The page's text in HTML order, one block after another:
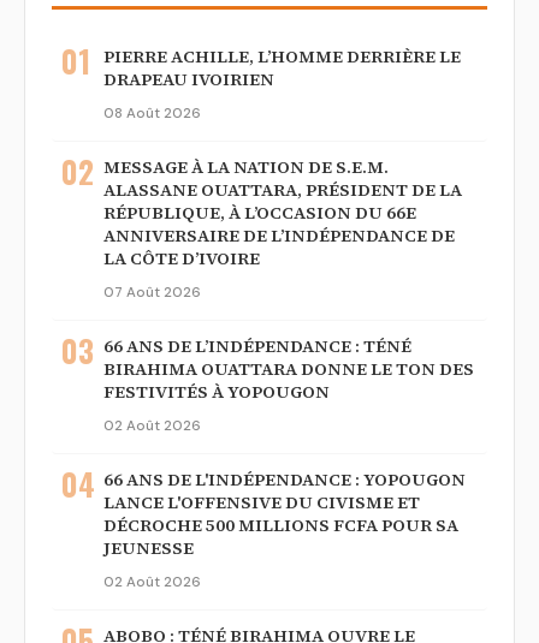
01
PIERRE ACHILLE, L’HOMME DERRIÈRE LE
DRAPEAU IVOIRIEN
08 Août 2026
02 MESSAGE À LA NATION DE S.E.M.
ALASSANE OUATTARA, PRÉSIDENT DE LA
RÉPUBLIQUE, À L’OCCASION DU 66E
ANNIVERSAIRE DE L’INDÉPENDANCE DE
LA CÔTE D’IVOIRE
07 Août 2026
03 66 ANS DE L’INDÉPENDANCE : TÉNÉ
BIRAHIMA OUATTARA DONNE LE TON DES
FESTIVITÉS À YOPOUGON
02 Août 2026
04 66 ANS DE L'INDÉPENDANCE : YOPOUGON
LANCE L'OFFENSIVE DU CIVISME ET
DÉCROCHE 500 MILLIONS FCFA POUR SA
JEUNESSE
02 Août 2026
ABOBO : TÉNÉ BIRAHIMA OUVRE LE